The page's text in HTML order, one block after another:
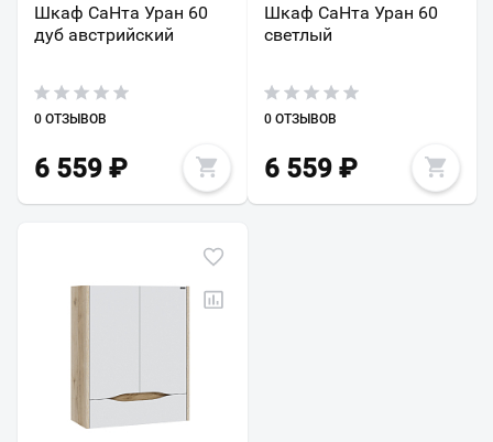
Шкаф СаНта Уран 60
дуб австрийский
0 ОТЗЫВОВ
6 559 ₽
Шкаф СаНта Уран 60
светлый
0 ОТЗЫВОВ
6 559₽